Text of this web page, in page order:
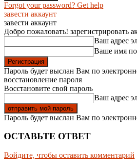
Forgot your password? Get help
завести аккаунт
завести аккаунт
Добро пожаловать! зарегистрировать
Ваш адрес
Ваше имя
Пароль будет выслан Вам по
восстановление пароля
Восстановите свой пароль
Ваш адрес
Пароль будет выслан Вам по
ОСТАВЬТЕ ОТВЕТ
Войдите, чтобы оставить комментарий